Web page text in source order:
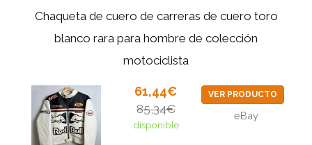
Chaqueta de cuero de carreras de cuero toro
blanco rara para hombre de colección
motociclista
61,44€
85,34€
disponible
VER PRODUCTO
eBay